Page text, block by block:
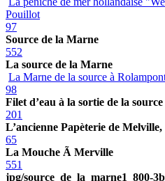
Pouillot
97
Source de la Marne
552
La source de la Marne
La Marne de la source à
98
Filet d’eau à la sortie de la source
201
L’ancienne Papèterie de
65
La Mouche Ã Merville
551
jpg/source_de_la_marne1_800-